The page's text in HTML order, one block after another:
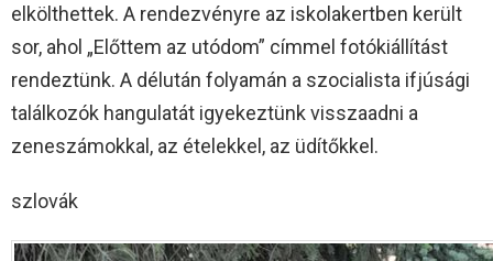
elkölthettek. A rendezvényre az iskolakertben került
sor, ahol „Előttem az utódom” címmel fotókiállítást
rendeztünk. A délután folyamán a szocialista ifjúsági
találkozók hangulatát igyekeztünk visszaadni a
zeneszámokkal, az ételekkel, az üdítőkkel.
szlovák